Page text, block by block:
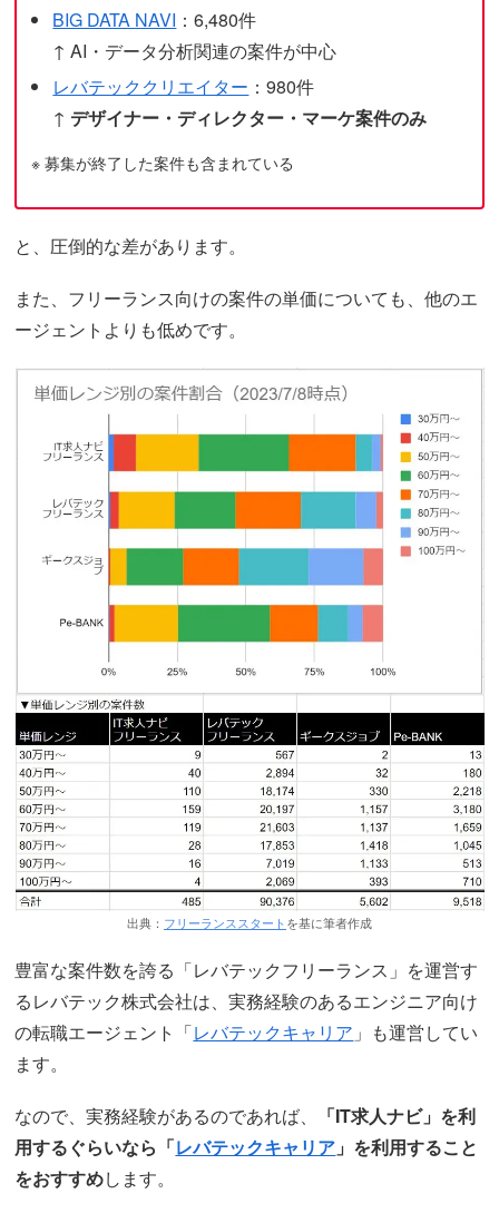
BIG DATA NAVI ：6,480件
↑ AI・データ分析関連の案件が中心
レバテッククリエイター ：980件
↑ デザイナー・ディレクター・マーケ案件のみ
※ 募集が終了した案件も含まれている
と、圧倒的な差があります。
また、フリーランス向けの案件の単価についても、他のエ
ージェントよりも低めです。
出典： フリーランススタート を基に筆者作成
豊富な案件数を誇る「レバテックフリーランス」を運営す
るレバテック株式会社は、実務経験のあるエンジニア向け
の転職エージェント「レバテックキャリア 」も運営してい
ます。
なので、実務経験があるのであれば、
「IT求人ナビ」を利
用するぐらいなら「レバテックキャリア 」を利用すること
をおすすめします。